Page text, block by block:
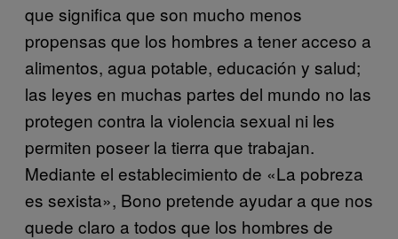
que significa que son mucho menos
propensas que los hombres a tener acceso a
alimentos, agua potable, educación y salud;
las leyes en muchas partes del mundo no las
protegen contra la violencia sexual ni les
permiten poseer la tierra que trabajan.
Mediante el establecimiento de «La pobreza
es sexista», Bono pretende ayudar a que nos
quede claro a todos que los hombres de